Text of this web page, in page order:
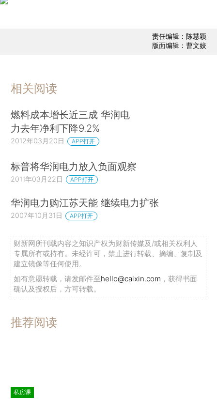
责任编辑：陈慧颖
版面编辑：曹文姣
相关阅读
燃料成本增长近三成 华润电
力去年净利下降9.2%
2012年03月20日 APP打开
标普将华润电力放入负面观察
2011年03月22日 APP打开
华润电力购江苏天能 继续电力扩张
2007年10月31日 APP打开
财新网所刊载内容之知识产权为财新传媒及/或相关权利人
专属所有或持有。未经许可，禁止进行转载、摘编、复制及
建立镜像等任何使用。
如有意愿转载，请发邮件至hello@caixin.com ，获得书面
确认及授权后，方可转载。
推荐阅读
私房课